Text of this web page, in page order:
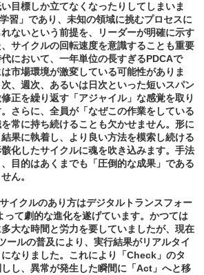
目標しか立てなくなったりしてしまいま
習」であり、未知の領域に挑むプロセスに
ないという前提を、リーダーが明確に示す
サイクルの回転速度を意識することも重要
において、一年単位の長すぎるPDCAで
市場環境が激変している可能性がありま
、週次、あるいは日次といった短いスパン
正を繰り返す「アジャイル」な感覚を取り
さらに、全員が「なぜこの作業をしている
常に持ち続けることも欠かせません。形に
果に執着し、より良い方法を模索し続ける
化したサイクルに魂を吹き込みます。手法
目的はあくまでも「圧倒的な成果」である
ん。
イクルのあり方はデジタルトランスフォー
って劇的な進化を遂げています。かつては
大な時間と労力を要していましたが、現在
ールの普及により、実行結果がリアルタイ
なりました。これにより「Check」のタ
し、異常が発生した瞬間に「Act」へと移